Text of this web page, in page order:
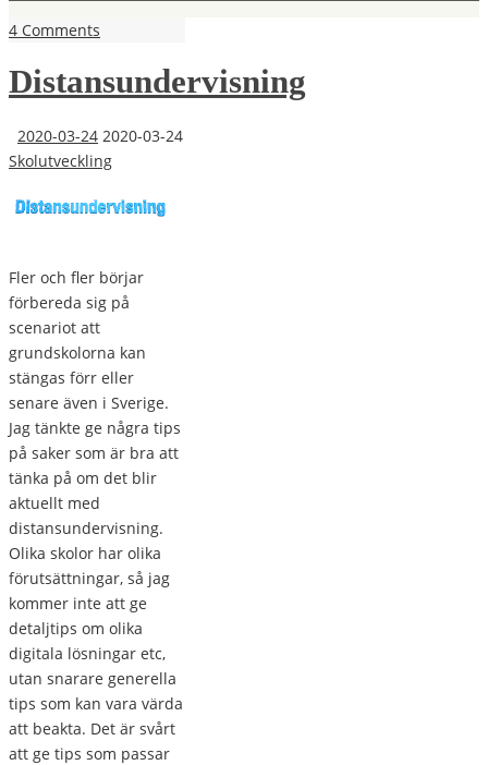
4 Comments
Distansundervisning
2020-03-24 2020-03-24
Skolutveckling
Fler och fler börjar
förbereda sig på
scenariot att
grundskolorna kan
stängas förr eller
senare även i Sverige.
Jag tänkte ge några tips
på saker som är bra att
tänka på om det blir
aktuellt med
distansundervisning.
Olika skolor har olika
förutsättningar, så jag
kommer inte att ge
detaljtips om olika
digitala lösningar etc,
utan snarare generella
tips som kan vara värda
att beakta. Det är svårt
att ge tips som passar